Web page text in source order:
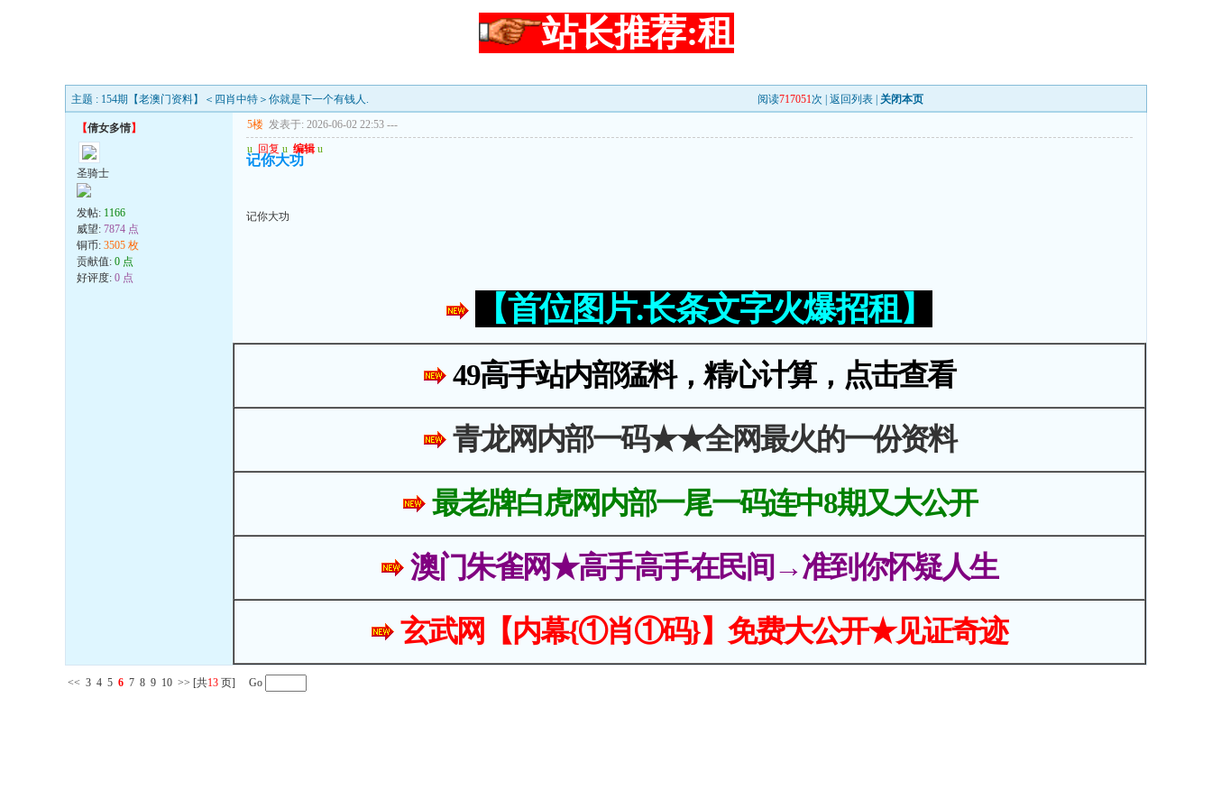
站长推荐:租
主题 : 154期【老澳门资料】＜四肖中特＞你就是下一个有钱人. 阅读717051次 | 返回列表 关闭本页
【倩女多情】
圣骑士
发帖: 1166
威望: 7874 点
铜币: 3505 枚
贡献值: 0 点
好评度: 0 点
5楼 发表于: 2026-06-02 22:53 ---
u 回复 u 编辑 u
记你大功
记你大功
【首位图片.长条文字火爆招租】
49高手站内部猛料，精心计算，点击查看
青龙网内部一码★★全网最火的一份资料
最老牌白虎网内部一尾一码连中8期又大公开
澳门朱雀网★高手高手在民间→准到你怀疑人生
玄武网【内幕{①肖①码}】免费大公开★见证奇迹
<< 3 4 5 6 7 8 9 10 >> [共13 页] Go